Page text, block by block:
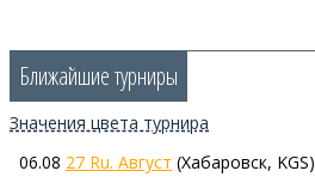
Ближайшие турниры
Значения цветa турнира
06.08 27 Ru. Август (Хабаровск, KGS)